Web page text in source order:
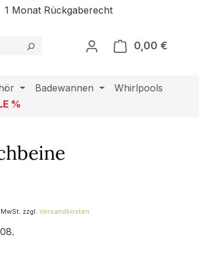
1 Monat Rückgaberecht
0,00 €
Badewannen
Whirlpools
%
zzgl. Versandkosten